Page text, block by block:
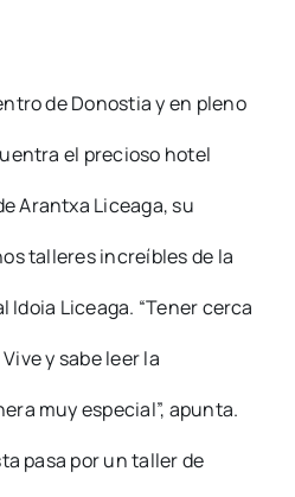
de Donostia y en pleno
el precioso hotel
Arantxa Liceaga, su
talleres increíbles de la
Idoia Liceaga. “Tener cerca
y sabe leer la
muy especial”, apunta.
pasa por un taller de